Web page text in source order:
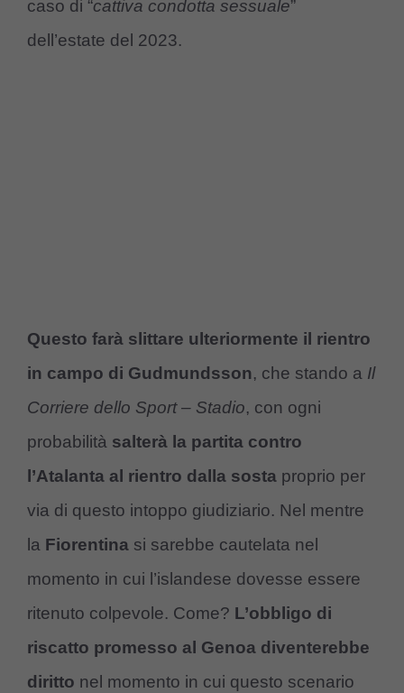
caso di “cattiva condotta sessuale”
dell’estate del 2023.
Questo farà slittare ulteriormente il rientro
in campo di Gudmundsson, che stando a Il
Corriere dello Sport – Stadio, con ogni
probabilità salterà la partita contro
l’Atalanta al rientro dalla sosta proprio per
via di questo intoppo giudiziario. Nel mentre
la Fiorentina si sarebbe cautelata nel
momento in cui l’islandese dovesse essere
ritenuto colpevole. Come? L’obbligo di
riscatto promesso al Genoa diventerebbe
diritto nel momento in cui questo scenario